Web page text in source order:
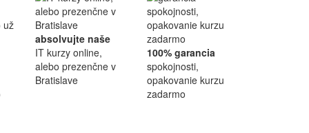
absolvujte naše
IT kurzy online,
alebo prezenčne v
Bratislave
100% garancia
spokojnosti,
opakovanie kurzu
zadarmo